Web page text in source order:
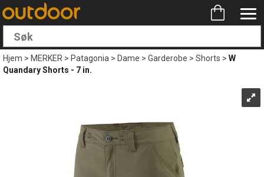
Hjem>MERKER>Patagonia>Dame>Garderobe>Shorts>W
Quandary Shorts - 7 in.